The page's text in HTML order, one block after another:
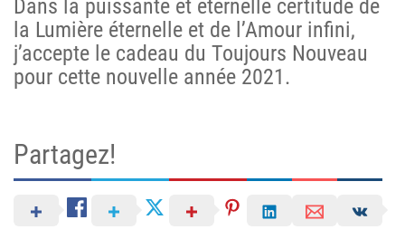
Dans la puissante et éternelle certitude de
la Lumière éternelle et de l’Amour infini,
j’accepte le cadeau du Toujours Nouveau
pour cette nouvelle année 2021.
Partagez!